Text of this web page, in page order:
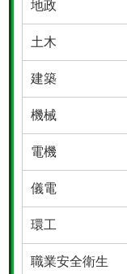
地政
土木
建築
機械
電機
儀電
環工
職業安全衛生